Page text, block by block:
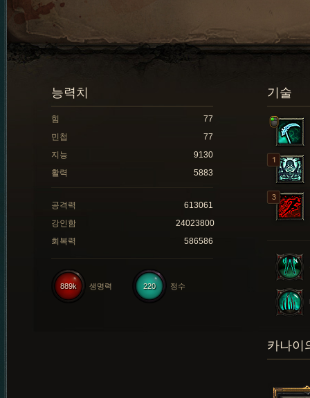
기술
능력치
힘
77
민첩
77
지능
9130
활력
5883
공격력
613061
강인함
24023800
회복력
586586
220 정수
889k 생명력
카나이